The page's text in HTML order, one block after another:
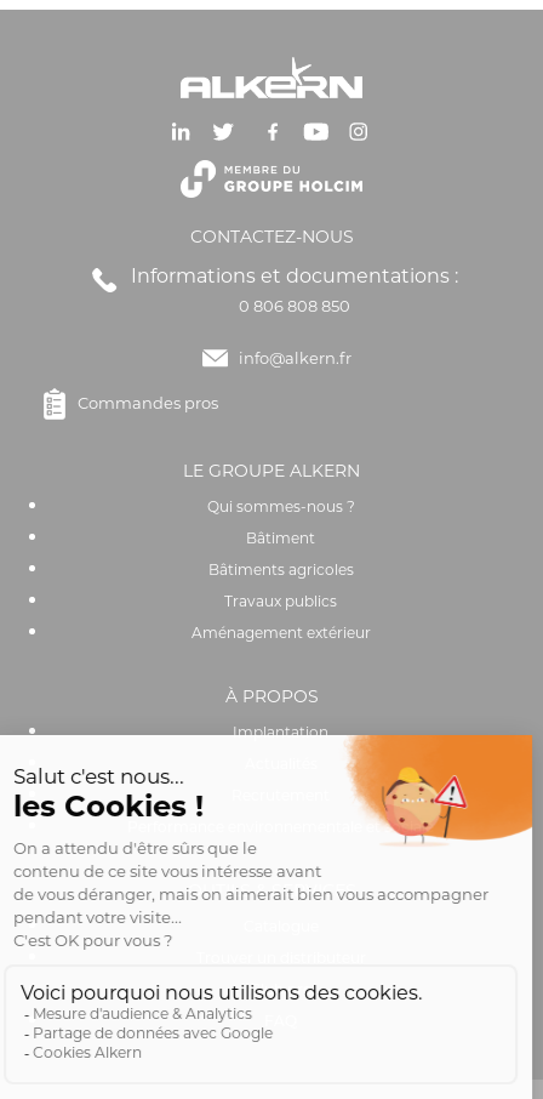
CONTACTEZ-NOUS
Informations et documentations :
0 806 808 850
info@alkern.fr
Commandes pros
LE GROUPE ALKERN
Qui sommes-nous ?
Bâtiment
Bâtiments agricoles
Travaux publics
Aménagement extérieur
À PROPOS
Implantation
Performance environnementale et sociale
OUTILS & SERVICES
Club pro